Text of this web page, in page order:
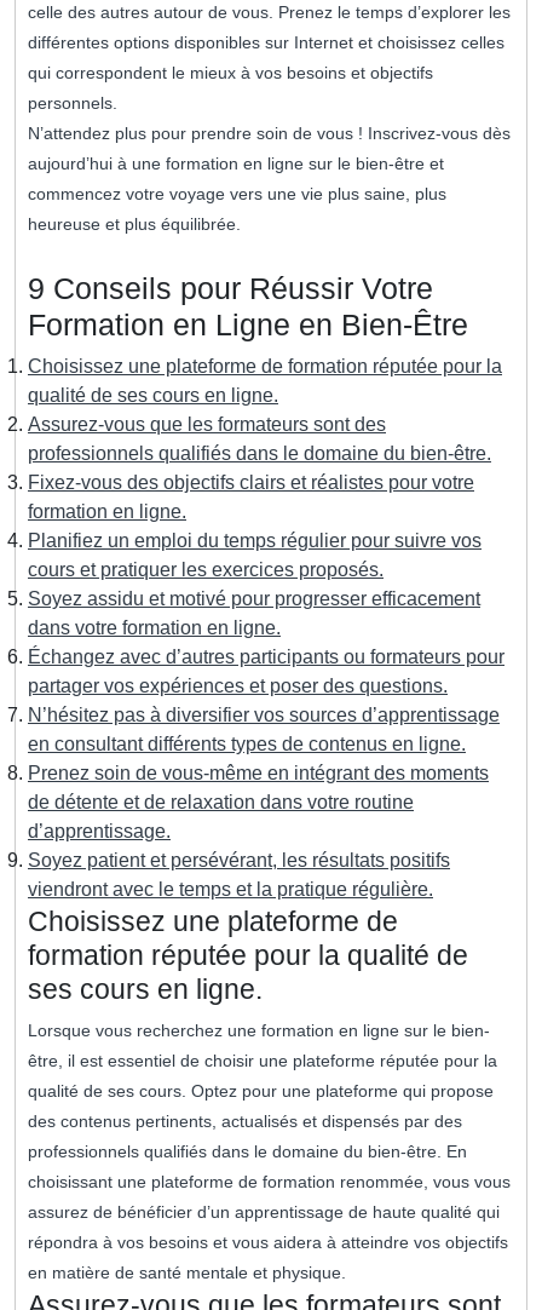
celle des autres autour de vous. Prenez le temps d’explorer les
différentes options disponibles sur Internet et choisissez celles
qui correspondent le mieux à vos besoins et objectifs
personnels.
N’attendez plus pour prendre soin de vous ! Inscrivez-vous dès
aujourd’hui à une formation en ligne sur le bien-être et
commencez votre voyage vers une vie plus saine, plus
heureuse et plus équilibrée.
9 Conseils pour Réussir Votre
Formation en Ligne en Bien-Être
Choisissez une plateforme de formation réputée pour la
qualité de ses cours en ligne.
Assurez-vous que les formateurs sont des
professionnels qualifiés dans le domaine du bien-être.
Fixez-vous des objectifs clairs et réalistes pour votre
formation en ligne.
Planifiez un emploi du temps régulier pour suivre vos
cours et pratiquer les exercices proposés.
Soyez assidu et motivé pour progresser efficacement
dans votre formation en ligne.
Échangez avec d’autres participants ou formateurs pour
partager vos expériences et poser des questions.
N’hésitez pas à diversifier vos sources d’apprentissage
en consultant différents types de contenus en ligne.
Prenez soin de vous-même en intégrant des moments
de détente et de relaxation dans votre routine
d’apprentissage.
Soyez patient et persévérant, les résultats positifs
viendront avec le temps et la pratique régulière.
Choisissez une plateforme de
formation réputée pour la qualité de
ses cours en ligne.
Lorsque vous recherchez une formation en ligne sur le bien-
être, il est essentiel de choisir une plateforme réputée pour la
qualité de ses cours. Optez pour une plateforme qui propose
des contenus pertinents, actualisés et dispensés par des
professionnels qualifiés dans le domaine du bien-être. En
choisissant une plateforme de formation renommée, vous vous
assurez de bénéficier d’un apprentissage de haute qualité qui
répondra à vos besoins et vous aidera à atteindre vos objectifs
en matière de santé mentale et physique.